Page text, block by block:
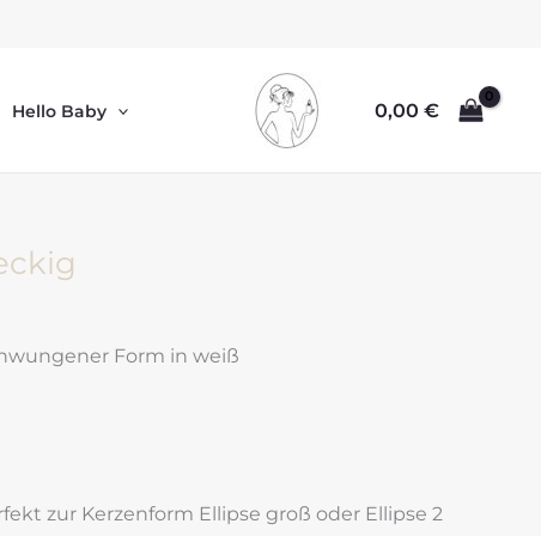
Hello Baby 0,00 €
Form in weiß
zur Kerzenform Ellipse groß oder Ellipse 2